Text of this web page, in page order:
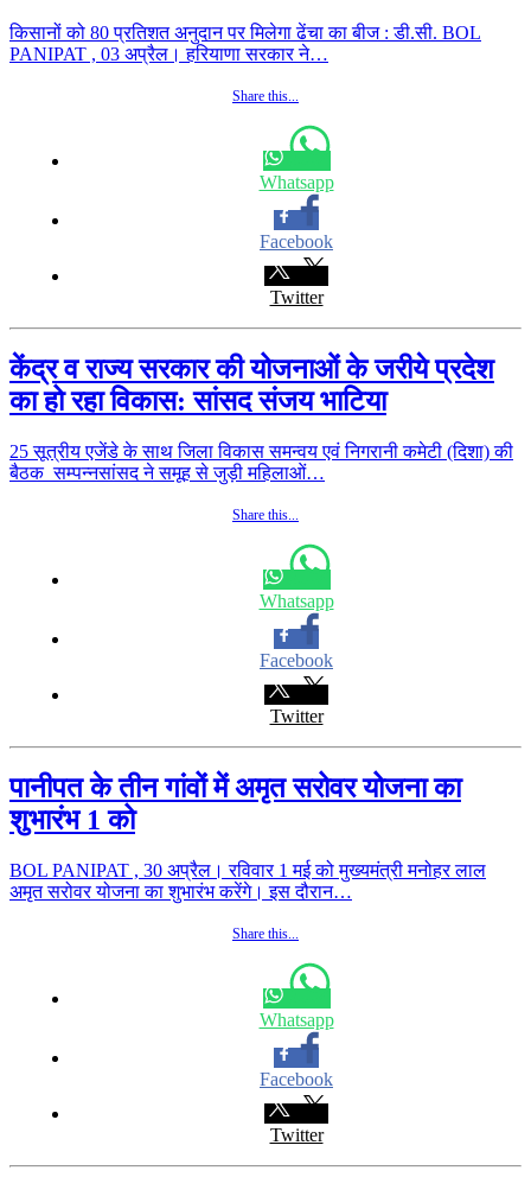
किसानों को 80 प्रतिशत अनुदान पर मिलेगा ढेंचा का बीज : डी.सी. BOL
PANIPAT , 03 अप्रैल। हरियाणा सरकार ने…
Share this...
Whatsapp
Facebook
Twitter
केंद्र व राज्य सरकार की योजनाओं के जरीये प्रदेश
का हो रहा विकास: सांसद संजय भाटिया
25 सूत्रीय एजेंडे के साथ जिला विकास समन्वय एवं निगरानी कमेटी (दिशा) की
बैठक सम्पन्नसांसद ने समूह से जुड़ी महिलाओं…
Share this...
Whatsapp
Facebook
Twitter
पानीपत के तीन गांवों में अमृत सरोवर योजना का
शुभारंभ 1 को
BOL PANIPAT , 30 अप्रैल। रविवार 1 मई को मुख्यमंत्री मनोहर लाल
अमृत सरोवर योजना का शुभारंभ करेंगे। इस दौरान…
Share this...
Whatsapp
Facebook
Twitter